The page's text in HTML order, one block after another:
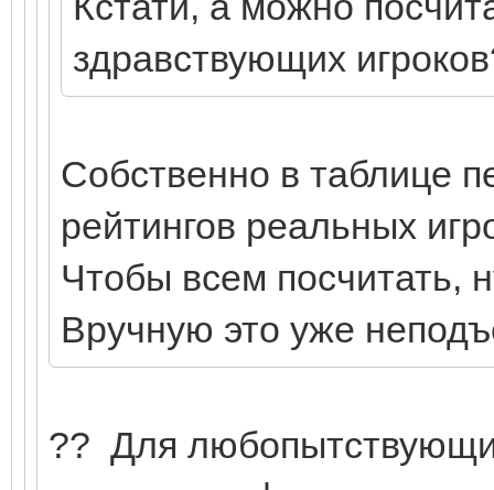
здравствующих
Собственно в таблице
рейтингов реальных
Чтобы всем посчитать,
Вручную это уже
?? Для